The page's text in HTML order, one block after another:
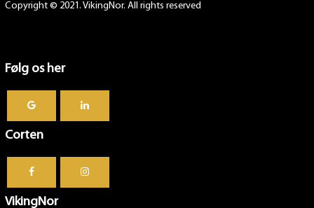
Copyright © 2021. VikingNor. All rights reserved
Følg os her
Corten
VikingNor